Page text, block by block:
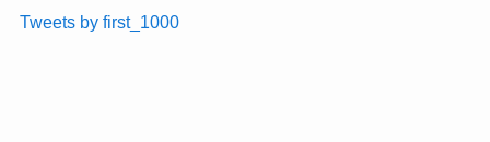
Tweets by first_1000